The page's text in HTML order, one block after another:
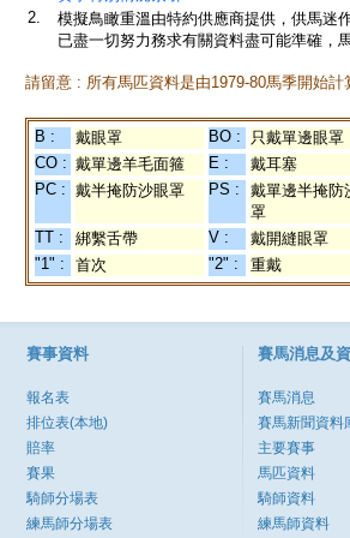
2.
模擬鳥瞰重溫由特約供應商提供，供馬迷
已盡一切努力務求有關資料盡可能準確，
請留意 : 所有馬匹資料是由1979-80馬季開始計
B : 戴眼罩 BO : 只戴單邊眼罩
CO : 戴單邊羊毛面箍 E : 戴耳塞
PC : 戴半掩防沙眼罩 PS :
戴單邊半掩防
罩
TT : 綁繫舌帶 V : 戴開縫眼罩
"1" :
首次 "2" : 重戴
賽事資料
報名表
排位表(本地)
賠率
賽果
騎師分場表
練馬師分場表
賽馬消息及
賽馬消息
賽馬新聞資料
主要賽事
馬匹資料
騎師資料
練馬師資料